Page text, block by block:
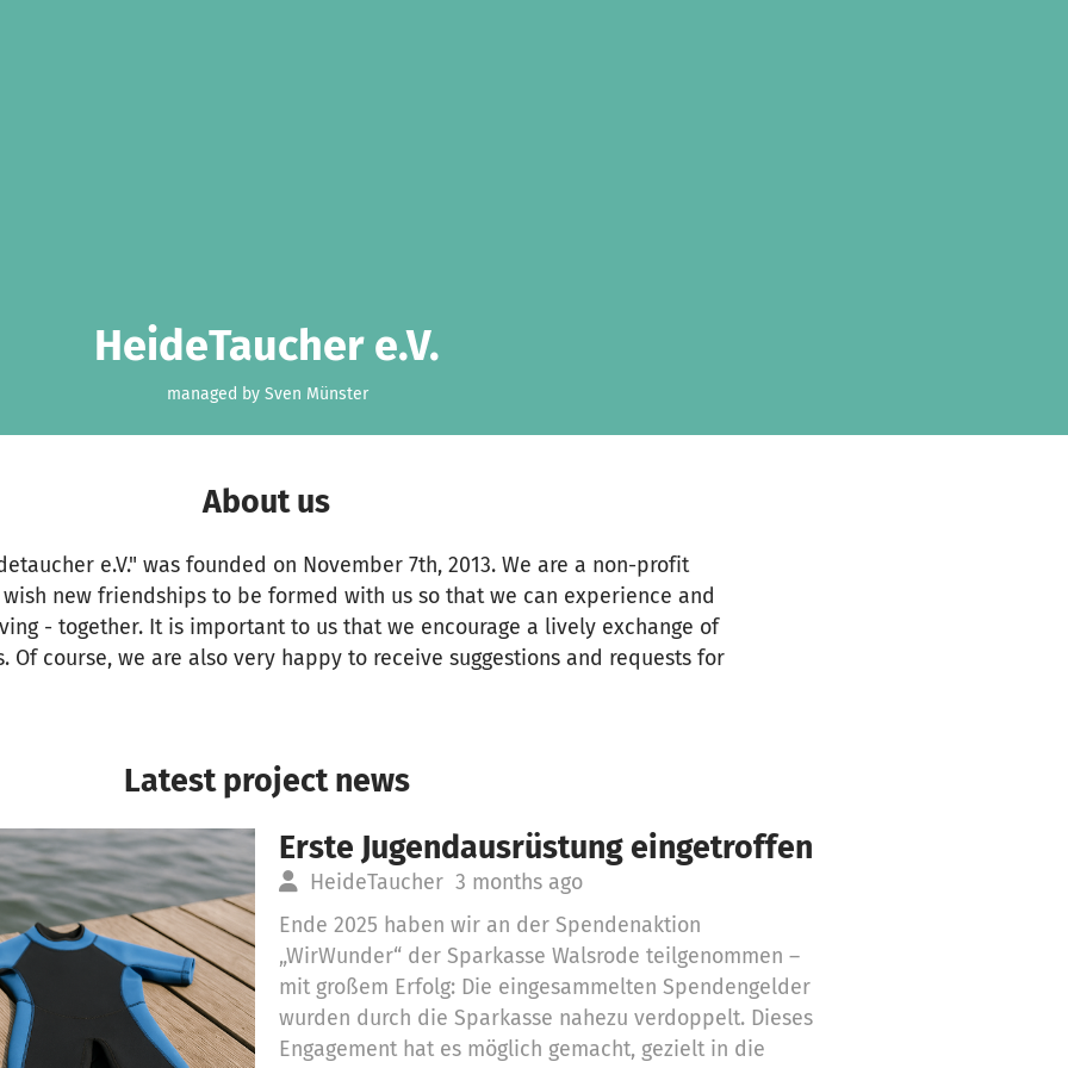
HeideTaucher e.V.
managed by Sven Münster
About us
e.V." was founded on November 7th, 2013. We are a non-profit
new friendships to be formed with us so that we can experience and
- together. It is important to us that we encourage a lively exchange of
Of course, we are also very happy to receive suggestions and requests for
Latest project news
Erste Jugendausrüstung eingetroffen
HeideTaucher 3 months ago
Ende 2025 haben wir an der Spendenaktion
„WirWunder“ der Sparkasse Walsrode teilgenommen –
mit großem Erfolg: Die eingesammelten Spendengelder
wurden durch die Sparkasse nahezu verdoppelt. Dieses
Engagement hat es möglich gemacht, gezielt in die